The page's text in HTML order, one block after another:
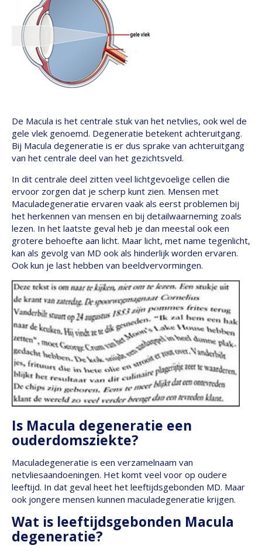
De Macula is het centrale stuk van het netvlies, ook wel de
gele vlek genoemd. Degeneratie betekent achteruitgang.
Bij Macula degeneratie is er dus sprake van achteruitgang
van het centrale deel van het gezichtsveld.
In dit centrale deel zitten veel lichtgevoelige cellen die
ervoor zorgen dat je scherp kunt zien. Mensen met
Maculadegeneratie ervaren vaak als eerst problemen bij
het herkennen van mensen en bij detailwaarneming zoals
lezen. In het laatste geval heb je dan meestal ook een
grotere behoefte aan licht. Maar licht, met name tegenlicht,
kan als gevolg van MD ook als hinderlijk worden ervaren.
Ook kun je last hebben van beeldvervormingen.
Is Macula degeneratie een
ouderdomsziekte?
Maculadegeneratie is een verzamelnaam van
netvliesaandoeningen. Het komt veel voor op oudere
leeftijd. In dat geval heet het leeftijdsgebonden MD. Maar
ook jongere mensen kunnen maculadegeneratie krijgen.
Wat is leeftijdsgebonden Macula
degeneratie?